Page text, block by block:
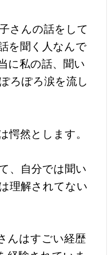
さんの話をして
を聞く人なんで
に私の話、聞い
ろぽろ涙を流し
愕然とします。
、自分では聞い
理解されてない
んはすごい経歴